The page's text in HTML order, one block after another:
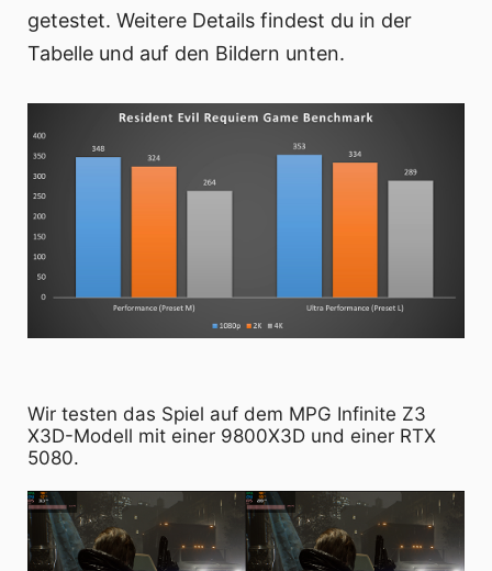
getestet. Weitere Details findest du in der
Tabelle und auf den Bildern unten.
Wir testen das Spiel auf dem MPG Infinite Z3
X3D-Modell mit einer 9800X3D und einer RTX
5080.